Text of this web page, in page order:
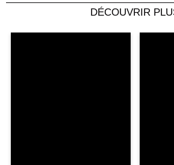
Partager une vidéo ou
Votre vidéo pourrait être la
DÉCOUVRIR